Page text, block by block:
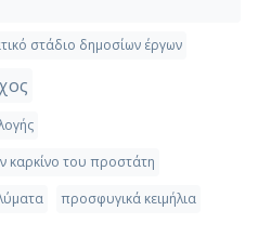
στάδιο δημοσίων έργων
καρκίνο του προστάτη
προσφυγικά κειμήλια